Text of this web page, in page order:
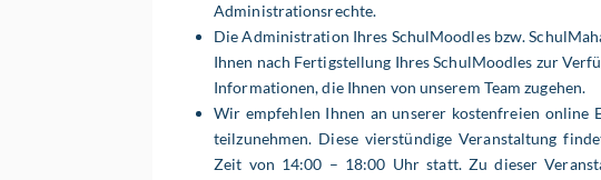
Administrationsrechte.
Die Administration Ihres SchulMoodles bzw.
Ihnen nach Fertigstellung Ihres SchulMoodles zur
Informationen, die Ihnen von unserem Team zugehen.
Wir empfehlen Ihnen an unserer kostenfreien online
teilzunehmen. Diese vierstündige Veranstaltung
Zeit von 14:00 – 18:00 Uhrstatt.Zu dieser